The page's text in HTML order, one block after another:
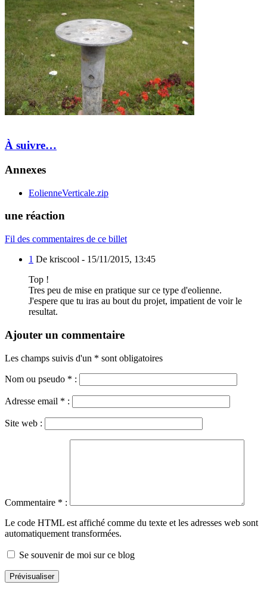
À suivre…
Annexes
EolienneVerticale.zip
une réaction
Fil des commentaires de ce billet
1 De kriscool - 15/11/2015, 13:45
Top !
Tres peu de mise en pratique sur ce type d'eolienne.
J'espere que tu iras au bout du projet, impatient de voir le
resultat.
Ajouter un commentaire
Les champs suivis d'un * sont obligatoires
Nom ou pseudo * :
Adresse email * :
Site web :
Commentaire * :
Le code HTML est affiché comme du texte et les adresses web sont
automatiquement transformées.
Se souvenir de moi sur ce blog
Prévisualiser